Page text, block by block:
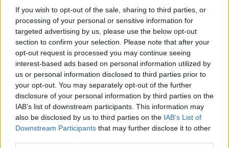
If you wish to opt-out of the sale, sharing to third parties, or
processing of your personal or sensitive information for
targeted advertising by us, please use the below opt-out
section to confirm your selection. Please note that after your
opt-out request is processed you may continue seeing
interest-based ads based on personal information utilized by
us or personal information disclosed to third parties prior to
your opt-out. You may separately opt-out of the further
disclosure of your personal information by third parties on the
IAB’s list of downstream participants. This information may
also be disclosed by us to third parties on the IAB’s List of
Downstream Participants that may further disclose it to other
επιχείρηση όπου εργάζονταν, στην
ανατολικήΣλοβακία, μετέδωσε χθες Τρίτη
το πρακτορείο ειδήσεων TASR.
ΔΙΑΒΑΣΤΕ ΕΠΙΣΗΣ
Κόσμος|24.12.2025 08:01
Εξέπεμψε SOS και εξαφανίστηκε:
Πώς έπεσε το αεροσκάφος που
μετέφερε τον αρχηγό του Γενικού
Επιτελείου της Λιβύης